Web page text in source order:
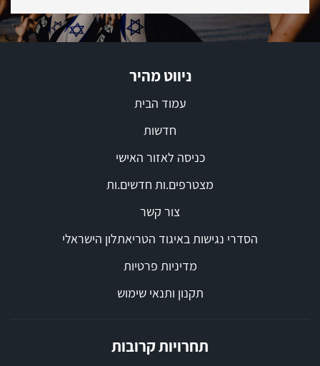
ניווט מהיר
עמוד הבית
חדשות
כניסה לאזור האישי
מצטרפים.ות חדשים.ות
צור קשר
הסדרי נגישות באיגוד הטריאתלון הישראלי
מדיניות פרטיות
תקנון ותנאי שימוש
תחרויות קרובות